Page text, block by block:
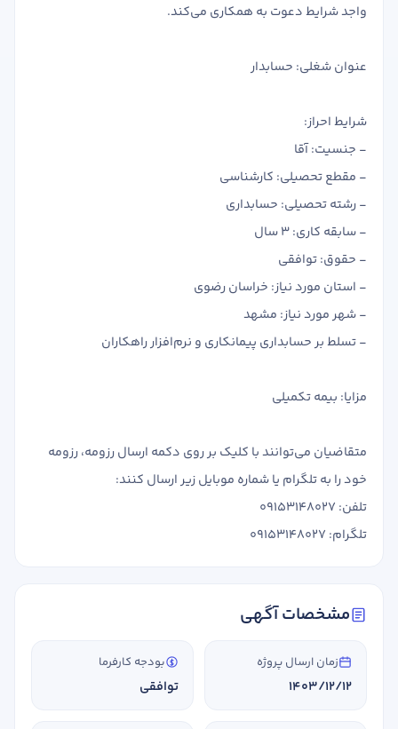
واجد شرایط دعوت به همکاری می‌کند.
عنوان شغلی: حسابدار
شرایط احراز:
- جنسیت: آقا
- مقطع تحصیلی: کارشناسی
- رشته تحصیلی: حسابداری
- سابقه کاری: 3 سال
- حقوق: توافقی
- استان مورد نیاز: خراسان رضوی
- شهر مورد نیاز: مشهد
- تسلط بر حسابداری پیمانکاری و نرم‌افزار راهکاران
مزایا: بیمه تکمیلی
متقاضیان می‌توانند با کلیک بر روی دکمه ارسال رزومه، رزومه
خود را به تلگرام یا شماره موبایل زیر ارسال کنند:
تلفن: 09153148027
تلگرام: 09153148027
مشخصات آگهی
زمان ارسال پروژه
1403/12/12
بودجه کارفرما
توافقی